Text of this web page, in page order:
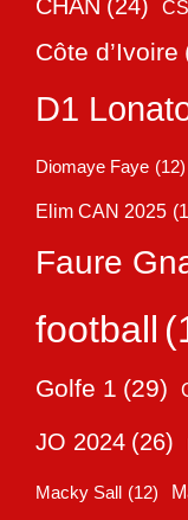
CHAN (24)
Côte d’Ivoire
D1
Diomaye Faye (12)
Elim CAN 2025
Faure
football
Golfe 1 (29)
JO 2024 (26)
Macky Sall (12)